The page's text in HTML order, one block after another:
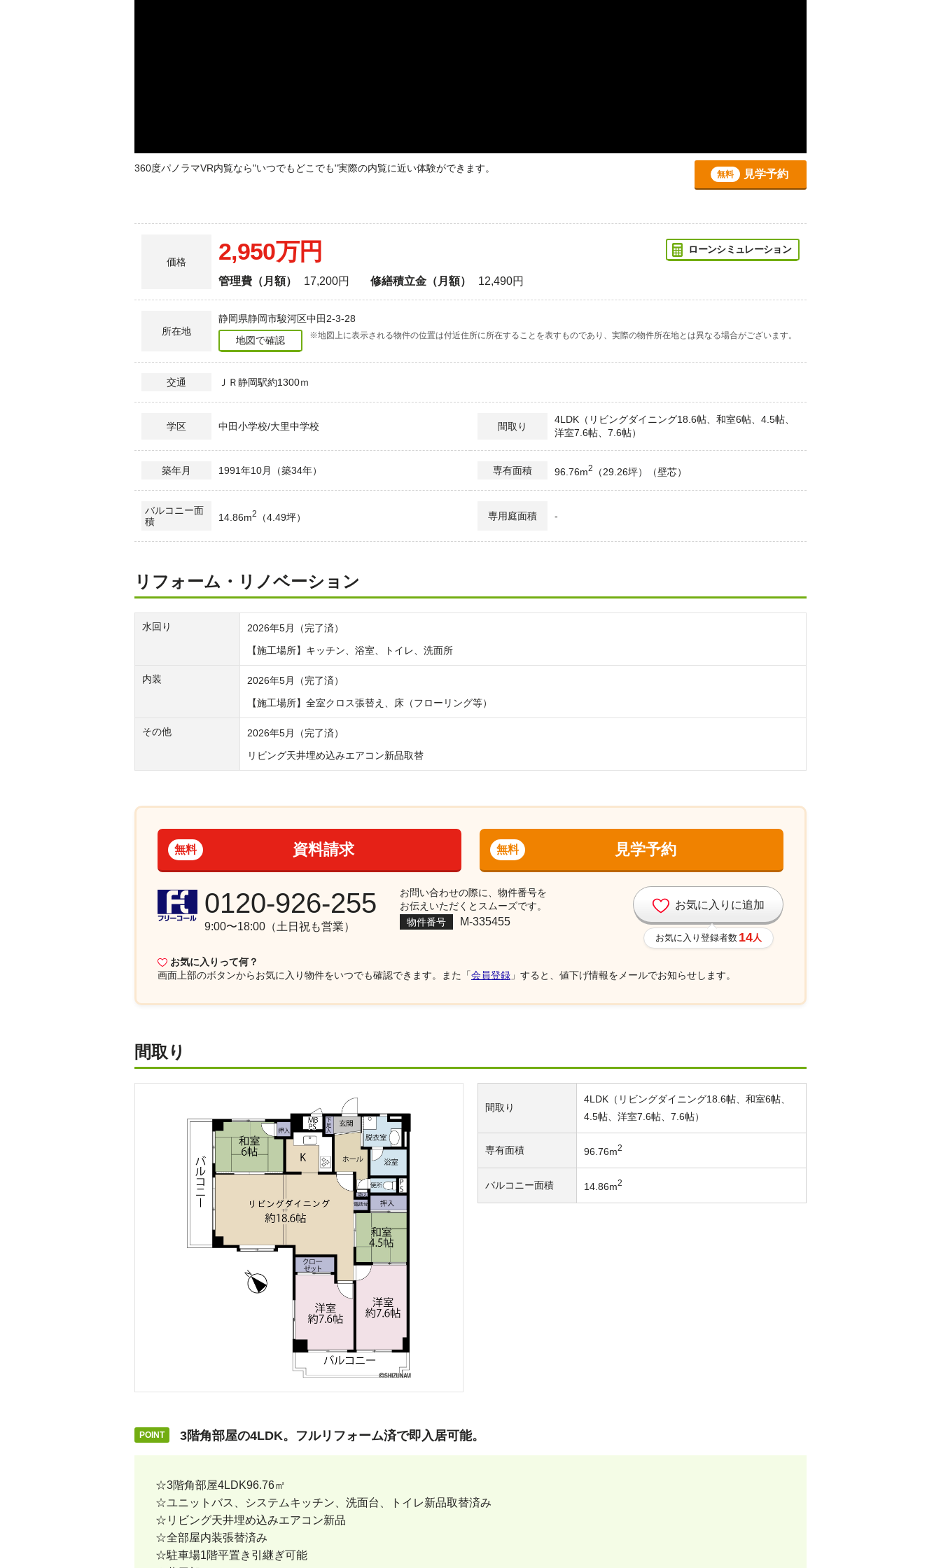
360度パノラマVR内覧なら"いつでもどこでも"実際の内覧に近い体験ができます。
無料 見学予約
価格 2,950万円 ローンシミュレーション
管理費（月額） 17,200円 修繕積立金（月額） 12,490円
所在地
静岡県静岡市駿河区中田2-3-28
地図で確認
※地図上に表示される物件の位置は付近住所に所在することを表すものであり、実際の物件所在地とは異なる場合がございます。
交通 ＪＲ静岡駅約1300ｍ
学区 中田小学校/大里中学校 間取り
4LDK（リビングダイニング18.6帖、和室6帖、4.5帖、
洋室7.6帖、7.6帖）
築年月 1991年10月（築34年） 専有面積 96.76m2 （29.26坪）（壁芯）
バルコニー面
積
14.86m2 （4.49坪） 専用庭面積 -
リフォーム・リノベーション
水回り
2026年5月（完了済）
【施工場所】キッチン、浴室、トイレ、洗面所
内装
2026年5月（完了済）
【施工場所】全室クロス張替え、床（フローリング等）
その他
2026年5月（完了済）
リビング天井埋め込みエアコン新品取替
資料請求
無料 見学予約
無料
お気に入りに追加
お気に入り登録者数 14人
お気に入りって何？
画面上部のボタンからお気に入り物件をいつでも確認できます。また「会員登録 」すると、値下げ情報をメールでお知らせします。
0120-926-255
9:00〜18:00（土日祝も営業）
お問い合わせの際に、物件番号を
お伝えいただくとスムーズです。
物件番号
M-335455
間取り
間取り
4LDK（リビングダイニング18.6帖、和室6帖、
4.5帖、洋室7.6帖、7.6帖）
専有面積 96.76m2
バルコニー面積 14.86m2
3階角部屋の4LDK。フルリフォーム済で即入居可能。
☆3階角部屋4LDK96.76㎡
☆ユニットバス、システムキッチン、洗面台、トイレ新品取替済み
☆リビング天井埋め込みエアコン新品
☆全部屋内装張替済み
☆駐車場1階平置き引継ぎ可能